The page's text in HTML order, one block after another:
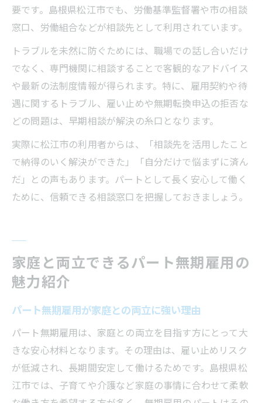
要です。島根県松江市でも、労働基準監督署や市の相談
窓口、労働組合などが相談先として利用されています。
トラブルを未然に防ぐためには、職場での話し合いだけ
でなく、専門機関に相談することで客観的なアドバイス
や最新の法制度情報が得られます。特に、雇用契約や待
遇に関するトラブル、雇い止めや無期転換申込の拒否な
どの問題は、早期相談が解決の糸口となります。
実際に松江市の利用者からは、「相談先を活用したこと
で納得のいく解決ができた」「自分だけで悩まずに済ん
だ」との声もあります。パートとして長く安心して働く
ために、信頼できる相談窓口を把握しておきましょう。
家庭と両立できるパート無期雇用の
魅力紹介
パート無期雇用が家庭との両立に強い理由
パート無期雇用は、家庭との両立を目指す方にとって大
きな安心材料となります。その理由は、雇い止めリスク
が低減され、長期間安定して働けるためです。島根県松
江市では、子育てや介護など家庭の事情に合わせて柔軟